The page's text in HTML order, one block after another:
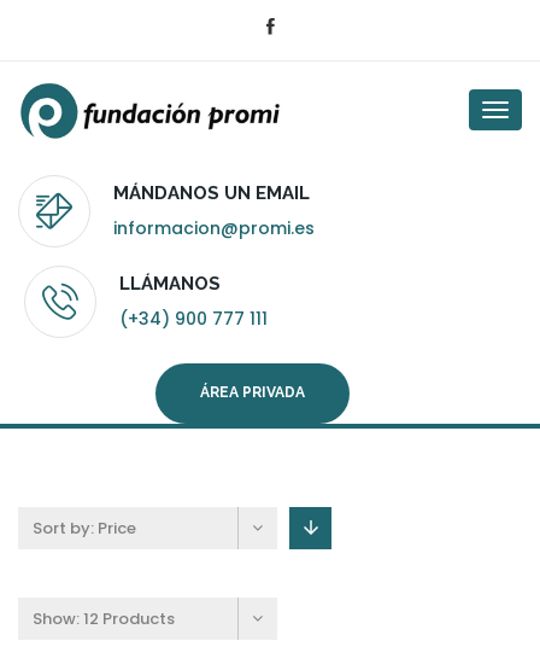
MÁNDANOS UN EMAIL
informacion@promi.es
LLÁMANOS
(+34) 900 777 111
ÁREA PRIVADA
Sort by: Price
Show:12 Products